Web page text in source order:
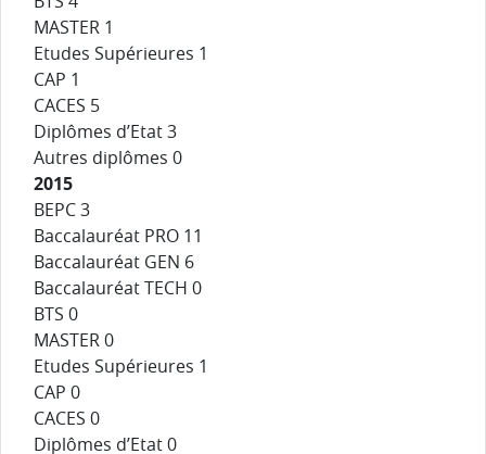
MASTER 1
Etudes Supérieures 1
CAP 1
CACES 5
Diplômes d’Etat 3
Autres diplômes 0
2015
BEPC 3
Baccalauréat PRO 11
Baccalauréat GEN 6
Baccalauréat TECH 0
BTS 0
MASTER 0
Etudes Supérieures 1
CAP 0
CACES 0
Diplômes d’Etat 0